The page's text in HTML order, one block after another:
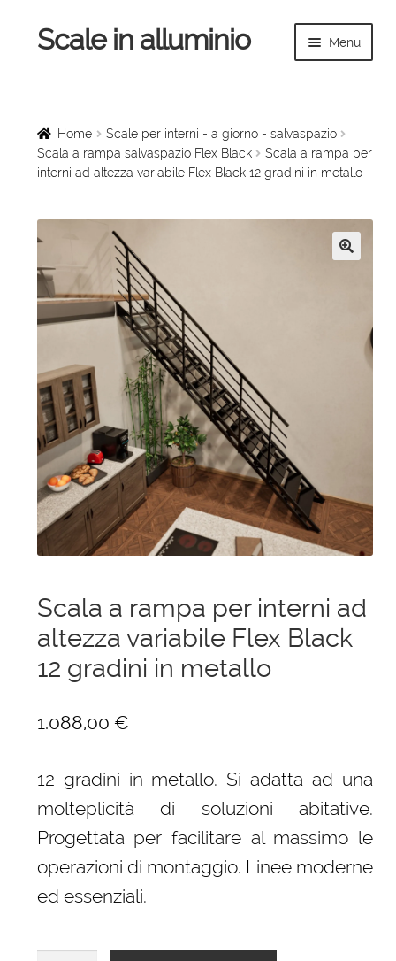
Vai
alla
Vai
al
Scale in alluminio Menu
child
Scale a chiocciola
Scale per interni
Linee vita
Espandi
il
menu
Scale in legno
child
Rampe di carico
Sollevatori
Espandi
Ponteggi
Scale in alluminio
menu
child
Parapetti Ringhiere Balaustre in acciaio e alluminioEspandi
il
menu
Valigie
Cerniere freni per porte
Articoli per la casa
Home
Scale per interni - a giorno - salvaspazio
Scala a rampa salvaspazio Flex Black
Scala a rampa per
interni ad altezza variabile Flex Black 12 gradini in metallo
Scala a rampa per interni ad
altezza variabile Flex Black
12 gradini in metallo
1.088,00 €
12 gradini in metallo. Si adatta ad una
molteplicità di soluzioni abitative.
Progettata per facilitare al massimo le
operazioni di montaggio. Linee moderne
ed essenziali.